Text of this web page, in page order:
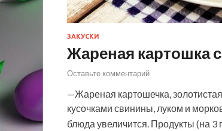
ЗАКУСКИ
Жареная картошка
Оставьте комментарий
—Жареная картошечка,
кусочками свинины, луком и
блюда увеличится. Продукты (на